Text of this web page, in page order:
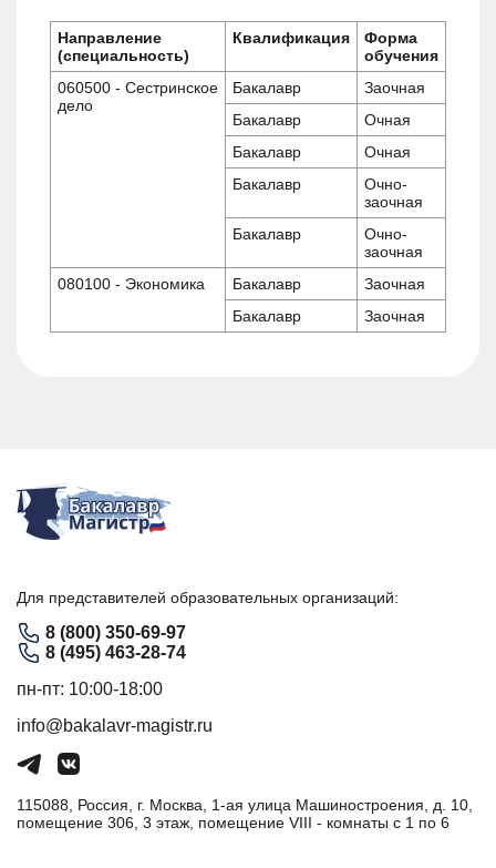
Направление
(специальность)
Квалификация
Форма
обучения
060500 - Сестринское
дело
Бакалавр
Заочная
Бакалавр
Очная
Бакалавр
Очная
Бакалавр
Очно-
заочная
Бакалавр
Очно-
заочная
080100 - Экономика
Бакалавр
Заочная
Бакалавр
Заочная
Для представителей образовательных организаций:
8 (800) 350-69-97
8 (495) 463-28-74
пн-пт: 10:00-18:00
info@bakalavr-magistr.ru
115088, Россия, г. Москва, 1-ая улица Машиностроения, д. 10,
помещение 306, 3 этаж, помещение VIII - комнаты с 1 по 6